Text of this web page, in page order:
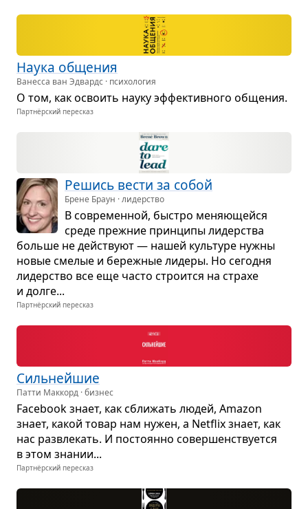
Наука обще­ния
Ванесса ван Эдвардс · психология
О том, как осво­ить науку эффек­тив­ного обще­ния.
Партнёрский пересказ
Решись вести за собой
Брене Браун · лидерство
В совре­мен­ной, быстро меня­ю­щейся
среде преж­ние прин­ципы лидер­ства
больше не действуют — нашей куль­туре нужны
новые сме­лые и береж­ные лидеры. Но сего­дня
лидер­ство все еще часто стро­ится на страхе
и долге...
Партнёрский пересказ
Силь­нейшие
Патти Маккорд · бизнес
Facebook знает, как сбли­жать людей, Amazon
знает, какой товар нам нужен, а Netflix знает, как
нас раз­вле­кать. И посто­янно совер­шен­ству­ется
в этом зна­нии...
Партнёрский пересказ